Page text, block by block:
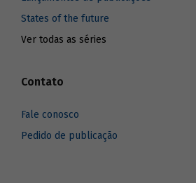
States of the future
Ver todas as séries
Contato
Fale conosco
Pedido de publicação